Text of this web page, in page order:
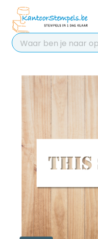
Chat
voor hulp
Contact